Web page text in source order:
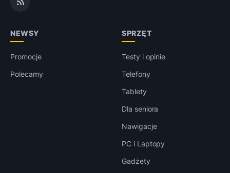
NEWSY
Promocje
Polecamy
SPRZĘT
Testy i opinie
Telefony
Tablety
Dla seniora
Nawigacje
PC i Laptopy
Gadżety